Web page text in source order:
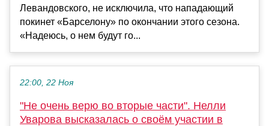
Левандовского, не исключила, что нападающий
покинет «Барселону» по окончании этого сезона.
«Надеюсь, о нем будут го...
22:00, 22 Ноя
"Не очень верю во вторые части". Нелли
Уварова высказалась о своём участии в